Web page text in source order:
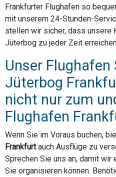
Frankfurter Flughafen so
mit unserem 24-Stunden-
stellen wir sicher, dass unsere
Jüterbog zu jeder Zeit
Unser Flughafen
Jüterbog
nicht nur zum
Flughafen
Wenn Sie im Voraus buchen,
Frankfurtauch Ausflüge zu
Sprechen Sie uns an, damit
Sie organisieren können.